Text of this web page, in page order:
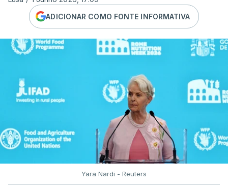
ADICIONAR COMO FONTE INFORMATIVA
Yara Nardi - Reuters